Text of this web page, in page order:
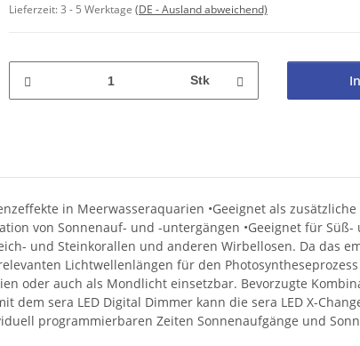
Lieferzeit:3 - 5 Werktage (DE - Ausland abweichend)
Stk
in Meerwasseraquarien •Geeignet als
von Sonnenauf- und -untergängen •Geeignet für
und Steinkorallen und anderen Wirbellosen. Da das
Lichtwellenlängen für den
oder auch als Mondlicht einsetzbar. Bevorzugte
sera LED Digital Dimmer kann die sera LED X-
programmierbaren Zeiten Sonnenaufgänge und